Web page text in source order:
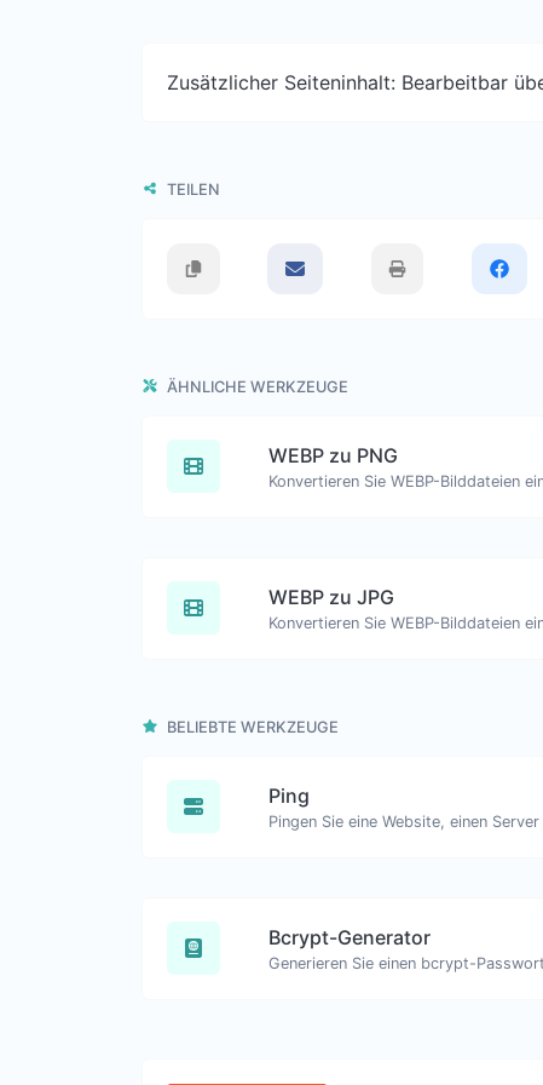
Zusätzlicher Seiteninhalt: Bearbeitbar
TEILEN
ÄHNLICHE WERKZEUGE
WEBP zu PNG
WEBP zu JPG
Konvertieren Sie WEBP-Bilddateien
BELIEBTE WERKZEUGE
Ping
Bcrypt-Generator